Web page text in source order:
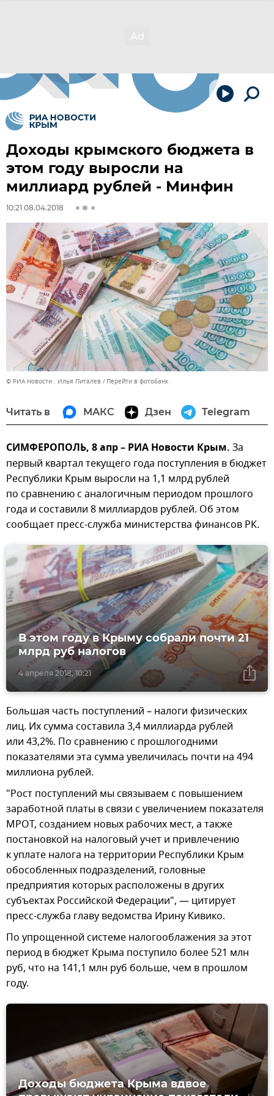
Доходы крымского бюджета в
этом году выросли на
миллиард рублей - Минфин
10:21 08.04.2018
© РИА Новости . Илья Питалев Перейти в фотобанк
Читать в МАКС Дзен Telegram
СИМФЕРОПОЛЬ, 8 апр – РИА Новости Крым. За
первый квартал текущего года поступления в бюджет
Республики Крым выросли на 1,1 млрд рублей
по сравнению с аналогичным периодом прошлого
года и составили 8 миллиардов рублей. Об этом
сообщает пресс-служба министерства финансов РК.
4 апреля 2018, 10:21
В этом году в Крыму собрали почти 21
млрд руб налогов
Большая часть поступлений – налоги физических
лиц. Их сумма составила 3,4 миллиарда рублей
или 43,2%. По сравнению с прошлогодними
показателями эта сумма увеличилась почти на 494
миллиона рублей.
"Рост поступлений мы связываем с повышением
заработной платы в связи с увеличением показателя
МРОТ, созданием новых рабочих мест, а также
постановкой на налоговый учет и привлечению
к уплате налога на территории Республики Крым
обособленных подразделений, головные
предприятия которых расположены в других
субъектах Российской Федерации", — цитирует
пресс-служба главу ведомства Ирину Кивико.
По упрощенной системе налогооблажения за этот
период в бюджет Крыма поступило более 521 млн
руб, что на 141,1 млн руб больше, чем в прошлом
году.
Доходы бюджета Крыма вдвое